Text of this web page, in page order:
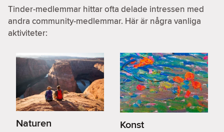
Tinder-medlemmar hittar ofta delade intressen med
andra community-medlemmar. Här är några vanliga
aktiviteter:
Naturen Konst